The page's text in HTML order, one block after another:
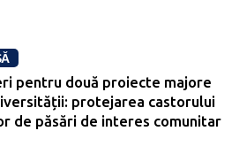
pentru două proiecte majore
protejarea castorului
de păsări de interes comunitar